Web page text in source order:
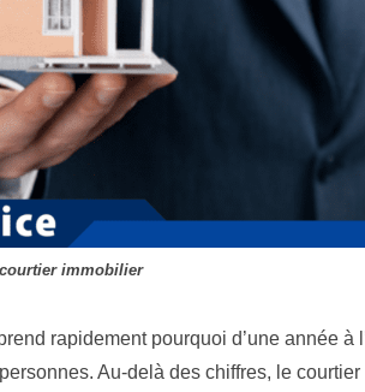
immobilier
rapidement pourquoi d’une année à
Au-delà des chiffres, le